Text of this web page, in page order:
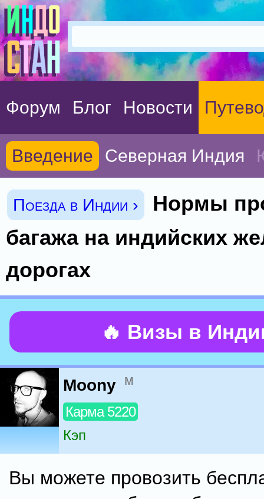
Форум Блог Новости
Введение Северная Индия
Поезда в Индии ›
Нормы
багажа на индийских
дорогах
🔥 Визы в
Moony м
Карма 5220
Кэп
Вы можете провозить